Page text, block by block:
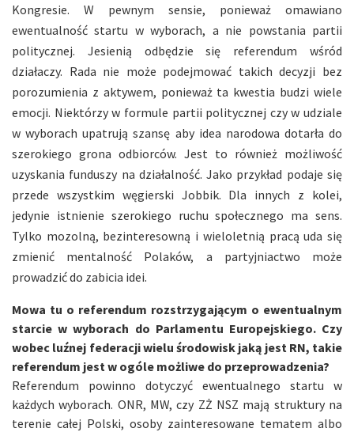
Kongresie. W pewnym sensie, ponieważ omawiano
ewentualność startu w wyborach, a nie powstania partii
politycznej. Jesienią odbędzie się referendum wśród
działaczy. Rada nie może podejmować takich decyzji bez
porozumienia z aktywem, ponieważ ta kwestia budzi wiele
emocji. Niektórzy w formule partii politycznej czy w udziale
w wyborach upatrują szansę aby idea narodowa dotarła do
szerokiego grona odbiorców. Jest to również możliwość
uzyskania funduszy na działalność. Jako przykład podaje się
przede wszystkim węgierski Jobbik. Dla innych z kolei,
jedynie istnienie szerokiego ruchu społecznego ma sens.
Tylko mozolną, bezinteresowną i wieloletnią pracą uda się
zmienić mentalność Polaków, a partyjniactwo może
prowadzić do zabicia idei.
Mowa tu o referendum rozstrzygającym o ewentualnym
starcie w wyborach do Parlamentu Europejskiego. Czy
wobec luźnej federacji wielu środowisk jaką jest RN, takie
referendum jest w ogóle możliwe do przeprowadzenia?
Referendum powinno dotyczyć ewentualnego startu w
każdych wyborach. ONR, MW, czy ZŻ NSZ mają struktury na
terenie całej Polski, osoby zainteresowane tematem albo